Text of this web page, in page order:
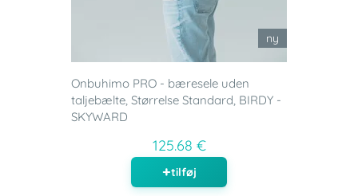
ny
Onbuhimo PRO - bæresele uden
taljebælte, Størrelse Standard, BIRDY -
SKYWARD
125.68 €
tilføj